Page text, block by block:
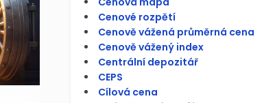
Cenové rozpětí
Cenově vážená průměrná cena
Cenově vážený index
Centrální depozitář
CEPS
Cílová cena